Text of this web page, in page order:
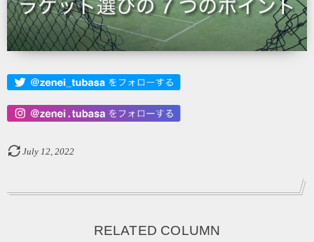
July 12, 2022
RELATED COLUMN